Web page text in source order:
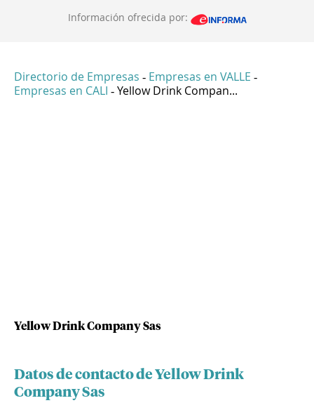
Información ofrecida por:
Directorio de Empresas - Empresas en VALLE -
Empresas en CALI - Yellow Drink Compan...
Yellow Drink Company Sas
Datos de contacto de Yellow Drink
Company Sas